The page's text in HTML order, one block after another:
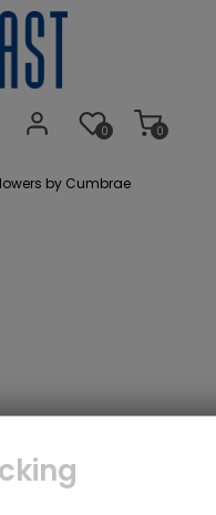
0
0
by Cumbrae